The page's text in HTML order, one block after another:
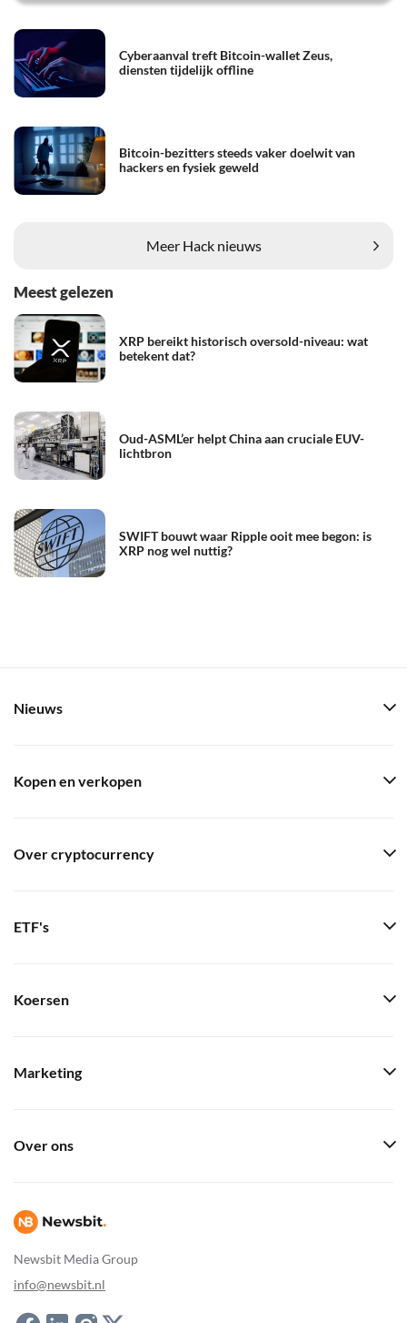
Cyberaanval treft Bitcoin-wallet Zeus,
diensten tijdelijk offline
Bitcoin-bezitters steeds vaker doelwit van
hackers en fysiek geweld
Meer Hack nieuws
Meest gelezen
XRP bereikt historisch oversold-niveau: wat
betekent dat?
Oud-ASML’er helpt China aan cruciale EUV-
lichtbron
SWIFT bouwt waar Ripple ooit mee begon: is
XRP nog wel nuttig?
Newsbit Media Group
info@newsbit.nl
Nieuws
Kopen en verkopen
Over cryptocurrency
ETF's
Koersen
Marketing
Over ons